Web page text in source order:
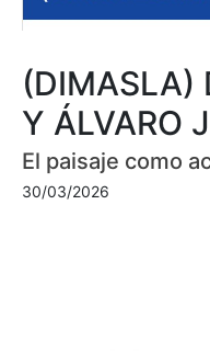
(DIMASLA)
Y ÁLVARO
El paisaje como
30/03/2026